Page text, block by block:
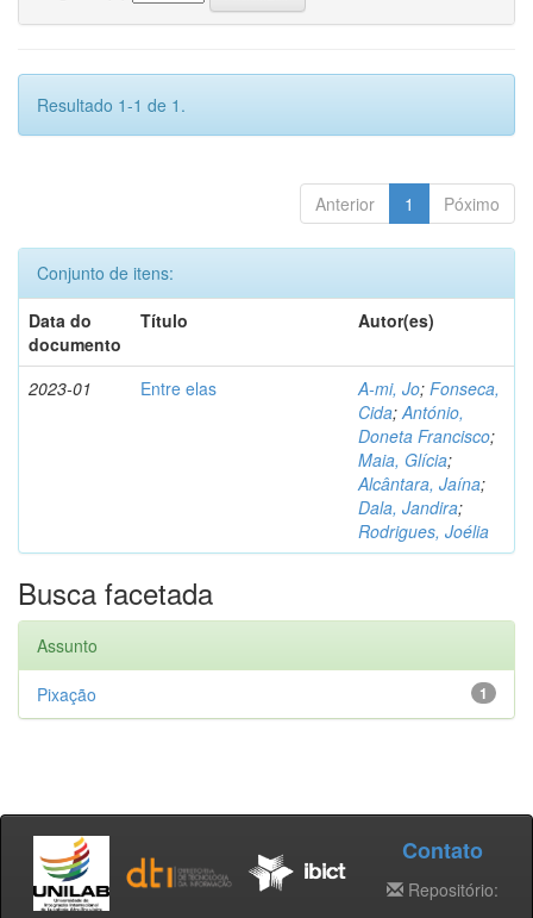
Resultado 1-1 de 1.
Anterior 1 Póximo
Conjunto de itens:
Data do
documento
Título Autor(es)
2023-01 Entre elas A-mi, Jo; Fonseca,
Cida;António,
Doneta Francisco;
Maia, Glícia;
Alcântara, Jaína;
Dala, Jandira;
Rodrigues, Joélia
Busca facetada
Assunto
1
Pixação
Contato
Repositório: